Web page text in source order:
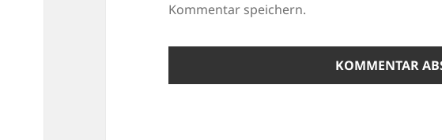
Kommentar speichern.